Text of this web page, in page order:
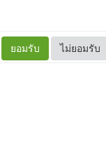
ยอมรับ ไม่ยอมรับ